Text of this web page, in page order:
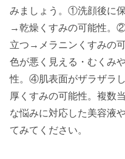
みましょう。①洗顔後に
→乾燥くすみの可能性。
立つ→メラニンくすみの
色が悪く見える・むくみ
性。④肌表面がザラザラ
厚くすみの可能性。複数
な悩みに対応した美容液
てみてください。